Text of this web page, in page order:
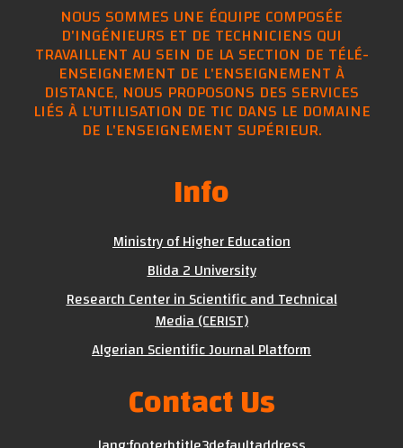
NOUS SOMMES UNE ÉQUIPE COMPOSÉE
D'INGÉNIEURS ET DE TECHNICIENS QUI
TRAVAILLENT AU SEIN DE LA SECTION DE TÉLÉ-
ENSEIGNEMENT DE L'ENSEIGNEMENT À
DISTANCE, NOUS PROPOSONS DES SERVICES
LIÉS À L'UTILISATION DE TIC DANS LE DOMAINE
DE L'ENSEIGNEMENT SUPÉRIEUR.
Info
Ministry of Higher Education
Blida 2 University
Research Center in Scientific and Technical
Media (CERIST)
Algerian Scientific Journal Platform
Contact Us